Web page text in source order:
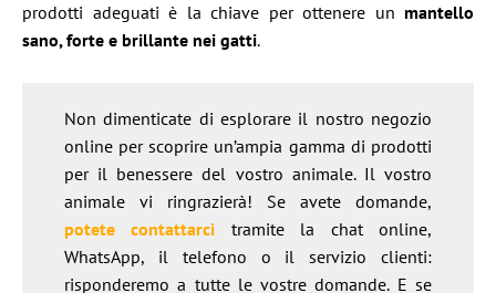
prodotti adeguati è la chiave per ottenere un mantello
sano, forte e brillante nei gatti.
Non dimenticate di esplorare il nostro negozio
online per scoprire un’ampia gamma di prodotti
per il benessere del vostro animale. Il vostro
animale vi ringrazierà! Se avete domande,
potete contattarci tramite la chat online,
WhatsApp, il telefono o il servizio clienti:
risponderemo a tutte le vostre domande. E se